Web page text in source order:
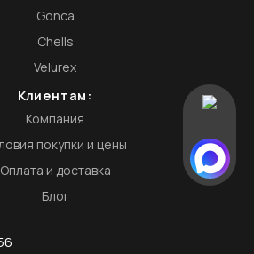
Gonca
Chells
Velurex
Клиентам:
Компания
покупки и цены
Оплата и доставка
Блог